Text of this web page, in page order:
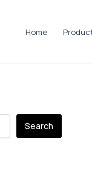
Home
Search